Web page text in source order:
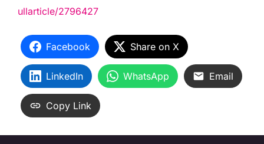
ullarticle/2796427
Facebook Share on X
LinkedIn WhatsApp Email
Copy Link